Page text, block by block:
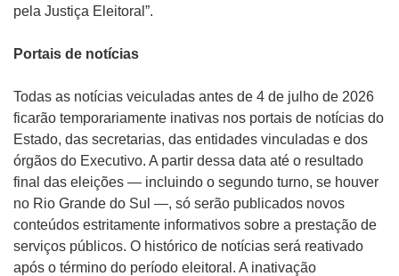
pela Justiça Eleitoral”.
Portais de notícias
Todas as notícias veiculadas antes de 4 de julho de 2026
ficarão temporariamente inativas nos portais de notícias do
Estado, das secretarias, das entidades vinculadas e dos
órgãos do Executivo. A partir dessa data até o resultado
final das eleições — incluindo o segundo turno, se houver
no Rio Grande do Sul —, só serão publicados novos
conteúdos estritamente informativos sobre a prestação de
serviços públicos. O histórico de notícias será reativado
após o término do período eleitoral. A inativação